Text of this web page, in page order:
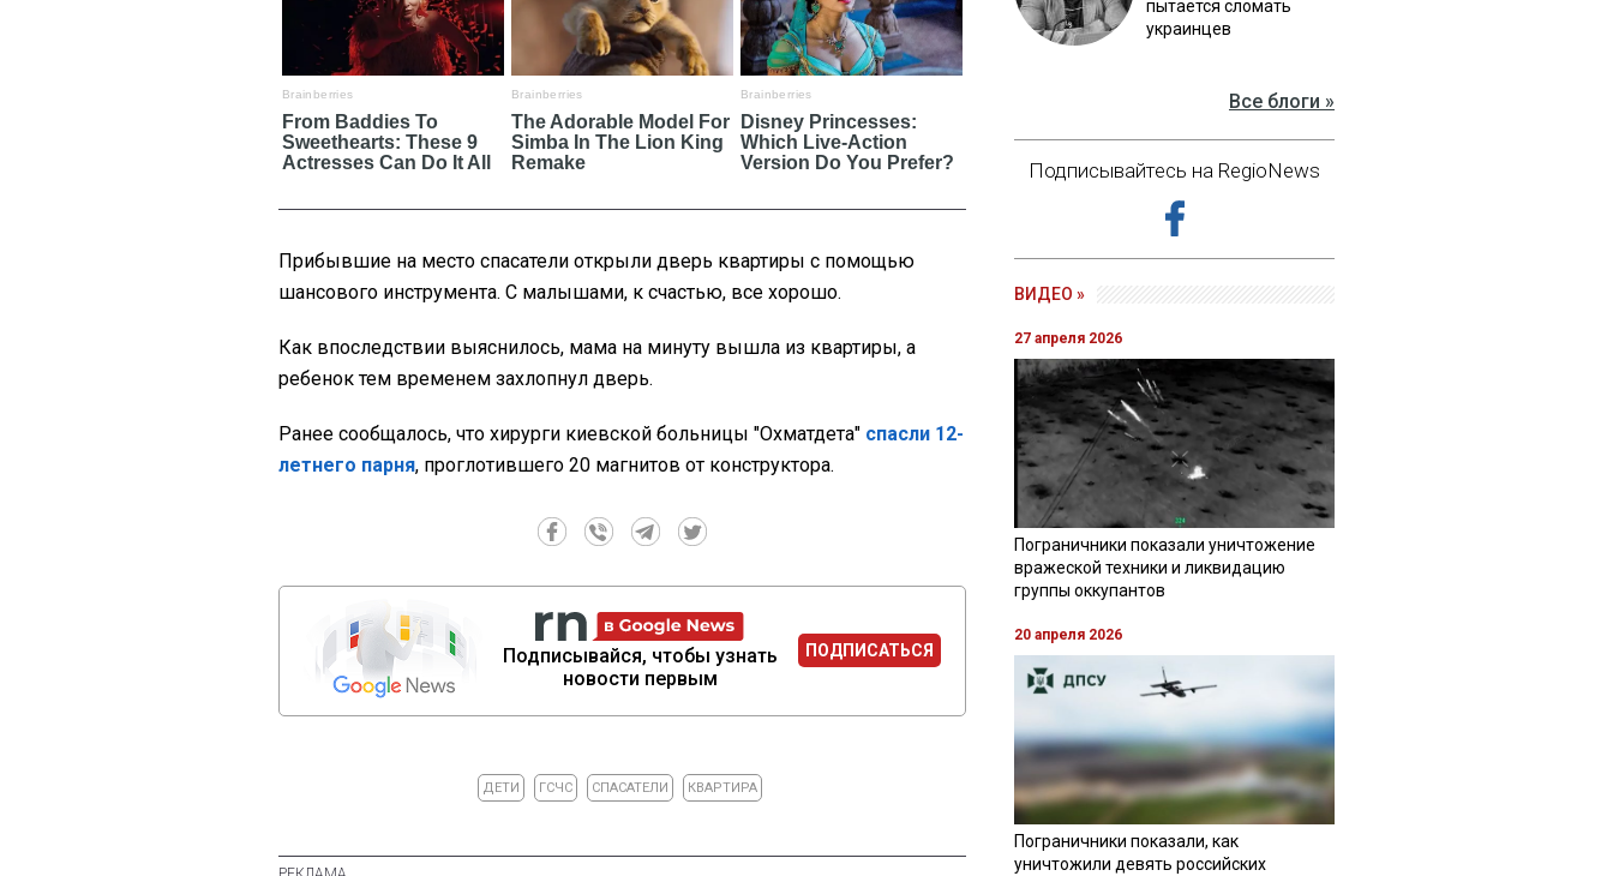
Прибывшие на место спасатели открыли дверь квартиры с помощью
шансового инструмента. С малышами, к счастью, все хорошо.
Как впоследствии выяснилось, мама на минуту вышла из квартиры, а
ребенок тем временем захлопнул дверь.
Ранее сообщалось, что хирурги киевской больницы "Охматдета" спасли 12-
летнего парня, проглотившего 20 магнитов от конструктора.
Подписывайся, чтобы узнать
новости первым
ПОДПИСАТЬСЯ
ДЕТИ ГСЧС СПАСАТЕЛИ КВАРТИРА
пытается сломать
украинцев
Все блоги »
Подписывайтесь на RegioNews
ВИДЕО »
27 апреля 2026
Пограничники показали уничтожение
вражеской техники и ликвидацию
группы оккупантов
20 апреля 2026
Пограничники показали, как
уничтожили девять российских